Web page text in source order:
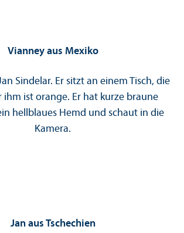
Vianney aus Mexiko
Jan aus Tschechien